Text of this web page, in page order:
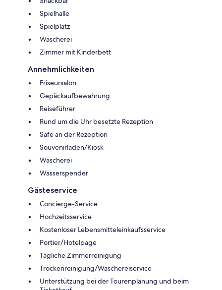
Spielhalle
Spielplatz
Wäscherei
Zimmer mit Kinderbett
Annehmlichkeiten
Friseursalon
Gepäckaufbewahrung
Reiseführer
Rund um die Uhr besetzte Rezeption
Safe an der Rezeption
Souvenirladen/Kiosk
Wäscherei
Wasserspender
Gästeservice
Concierge-Service
Hochzeitsservice
Kostenloser Lebensmitteleinkaufsservice
Portier/Hotelpage
Tägliche Zimmerreinigung
Trockenreinigung/Wäschereiservice
Unterstützung bei der Tourenplanung und beim